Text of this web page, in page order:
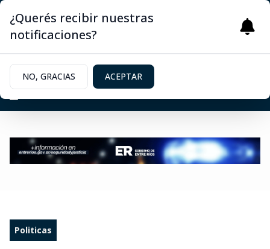
Politicas
¿Querés recibir nuestras
notificaciones?
NO, GRACIAS ACEPTAR